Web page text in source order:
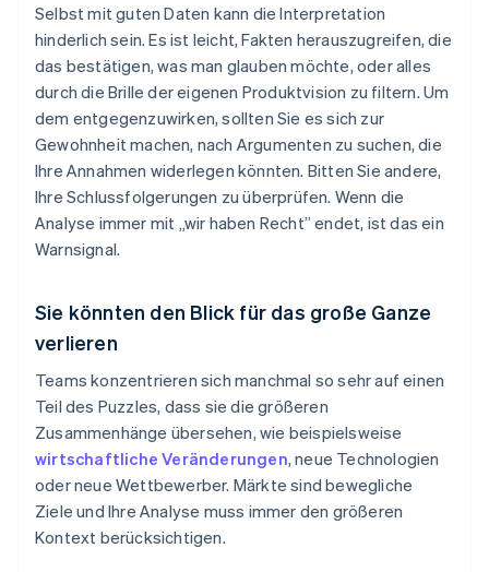
Selbst mit guten Daten kann die Interpretation
hinderlich sein. Es ist leicht, Fakten herauszugreifen, die
das bestätigen, was man glauben möchte, oder alles
durch die Brille der eigenen Produktvision zu filtern. Um
dem entgegenzuwirken, sollten Sie es sich zur
Gewohnheit machen, nach Argumenten zu suchen, die
Ihre Annahmen widerlegen könnten. Bitten Sie andere,
Ihre Schlussfolgerungen zu überprüfen. Wenn die
Analyse immer mit „wir haben Recht” endet, ist das ein
Warnsignal.
Sie könnten den Blick für das große Ganze
verlieren
Teams konzentrieren sich manchmal so sehr auf einen
Teil des Puzzles, dass sie die größeren
Zusammenhänge übersehen, wie beispielsweise
wirtschaftliche Veränderungen, neue Technologien
oder neue Wettbewerber. Märkte sind bewegliche
Ziele und Ihre Analyse muss immer den größeren
Kontext berücksichtigen.